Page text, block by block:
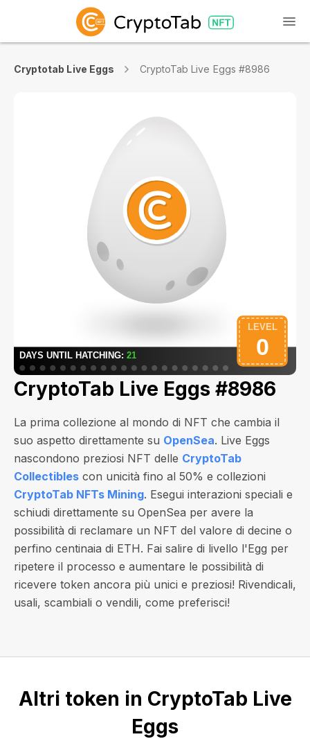
Cryptotab Live Eggs CryptoTab Live Eggs #8986
CryptoTab Live Eggs #8986
La prima collezione al mondo di NFT che cambia il
suo aspetto direttamente su OpenSea. Live Eggs
nascondono preziosi NFT delle CryptoTab
Collectibles con unicità fino al 50% e collezioni
CryptoTab NFTs Mining. Esegui interazioni speciali e
schiudi direttamente su OpenSea per avere la
possibilità di reclamare un NFT del valore di decine o
perfino centinaia di ETH. Fai salire di livello l'Egg per
ripetere il processo e aumentare le possibilità di
ricevere token ancora più unici e preziosi! Rivendicali,
usali, scambiali o vendili, come preferisci!
Altri token in CryptoTab Live
Eggs